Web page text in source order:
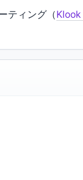
ティング（